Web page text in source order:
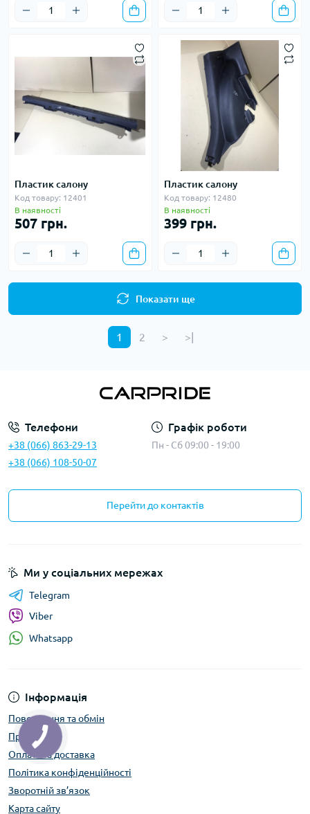
Пластик салону
Код товару: 12401
В наявності
507 грн.
Пластик салону
Код товару: 12480
В наявності
399 грн.
Показати ще
1 2 > >|
Телефони
+38 (066) 863-29-13
+38 (066) 108-50-07
Графік роботи
Пн - Сб 09:00 - 19:00
Перейти до контактів
Інформація
Повернення та обмін
Про нас
Оплата та доставка
Політика конфіденційності
Зворотній зв’язок
Карта сайту
Ми у соціальних мережах
Telegram
Viber
Whatsapp